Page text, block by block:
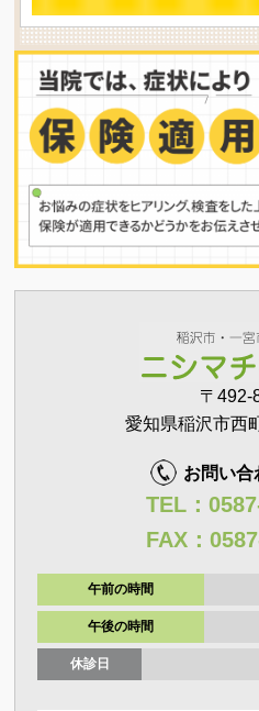
〒492-
愛知県稲沢市西
お問い合
TEL：
FAX：
午前の時間
午後の時間
休診日